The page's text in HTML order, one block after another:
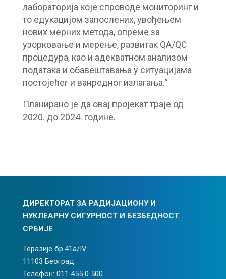
лабораторија које спроводе мониторинг и
то едукацијом запослених, увођењем
нових мерних метода, опреме за
узорковање и мерење, развитак QA/QC
процедура, као и адекватном анализом
података и обавештавања у ситуацијама
постојећег и ванредног излагања.“
Планирано је да овај пројекат траје од
2020. до 2024. године.
ДИРЕКТОРАТ ЗА РАДИЈАЦИОНУ И
НУКЛЕАРНУ СИГУРНОСТ И БЕЗБЕДНОСТ
СРБИЈЕ
Теразије бр.41а/IV
11103 Београд
Телефон: 011 455 0 500